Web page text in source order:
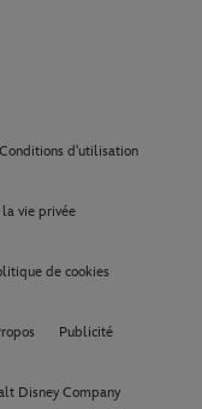
Conditions d'utilisation
vie privée
de cookies
Publicité
Disney Company